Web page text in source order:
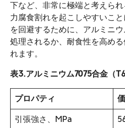
下など、非常に極端と考えら
力腐食割れを起こしやすいこ
を回避するために、アルミニ
処理されるか、耐食性を高め
れます。
表3.アルミニウム7075合金（
プロパティ
引張強さ、MPa